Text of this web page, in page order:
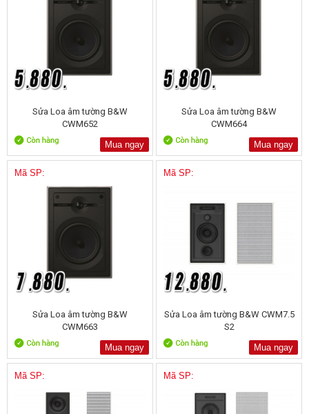
Sửa Loa âm tường B&W
CWM652
Mua ngay
Sửa Loa âm tường B&W
CWM664
Mua ngay
Mã SP:
Sửa Loa âm tường B&W
CWM663
Mua ngay
Mã SP:
Sửa Loa âm tường B&W CWM7.5
S2
Mua ngay
Mã SP: Mã SP: